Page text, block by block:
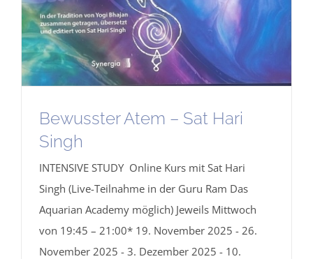
Bewusster Atem – Sat Hari
Singh
INTENSIVE STUDY Online Kurs mit Sat Hari
Singh (Live-Teilnahme in der Guru Ram Das
Aquarian Academy möglich) Jeweils Mittwoch
von 19:45 – 21:00* 19. November 2025 - 26.
November 2025 - 3. Dezember 2025 - 10.